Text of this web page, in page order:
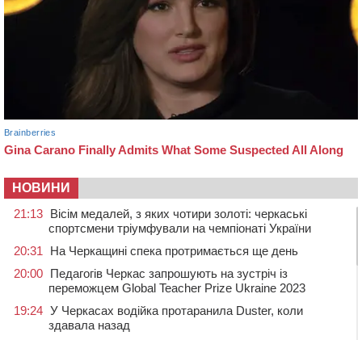
НОВИНИ
21:13 Вісім медалей, з яких чотири золоті: черкаські
спортсмени тріумфували на чемпіонаті України
20:31
На Черкащині спека протримається ще день
20:00 Педагогів Черкас запрошують на зустріч із
переможцем Global Teacher Prize Ukraine 2023
19:24 У Черкасах водійка протаранила Duster, коли
здавала назад